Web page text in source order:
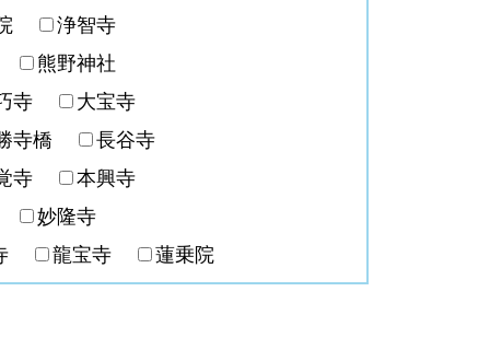
浄智寺
熊野神社
寺
大宝寺
寺橋
長谷寺
寺
本興寺
妙隆寺
龍宝寺 蓮乗院